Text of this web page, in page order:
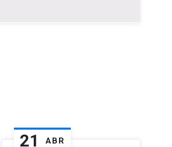
21 ABR